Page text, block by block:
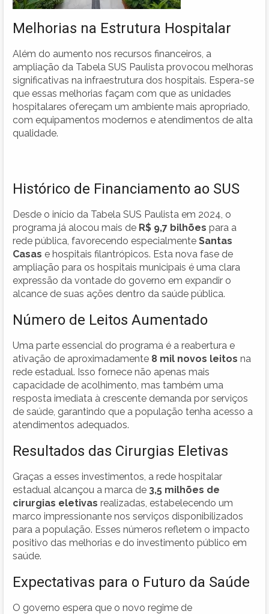
Melhorias na Estrutura Hospitalar
Além do aumento nos recursos financeiros, a
ampliação da Tabela SUS Paulista provocou melhoras
significativas na infraestrutura dos hospitais. Espera-se
que essas melhorias façam com que as unidades
hospitalares ofereçam um ambiente mais apropriado,
com equipamentos modernos e atendimentos de alta
qualidade.
Histórico de Financiamento ao SUS
Desde o início da Tabela SUS Paulista em 2024, o
programa já alocou mais de R$ 9,7 bilhões para a
rede pública, favorecendo especialmente Santas
Casas e hospitais filantrópicos. Esta nova fase de
ampliação para os hospitais municipais é uma clara
expressão da vontade do governo em expandir o
alcance de suas ações dentro da saúde pública.
Número de Leitos Aumentado
Uma parte essencial do programa é a reabertura e
ativação de aproximadamente 8 mil novos leitos na
rede estadual. Isso fornece não apenas mais
capacidade de acolhimento, mas também uma
resposta imediata à crescente demanda por serviços
de saúde, garantindo que a população tenha acesso a
atendimentos adequados.
Resultados das Cirurgias Eletivas
Graças a esses investimentos, a rede hospitalar
estadual alcançou a marca de 3,5 milhões de
cirurgias eletivas realizadas, estabelecendo um
marco impressionante nos serviços disponibilizados
para a população. Esses números refletem o impacto
positivo das melhorias e do investimento público em
saúde.
Expectativas para o Futuro da Saúde
O governo espera que o novo regime de